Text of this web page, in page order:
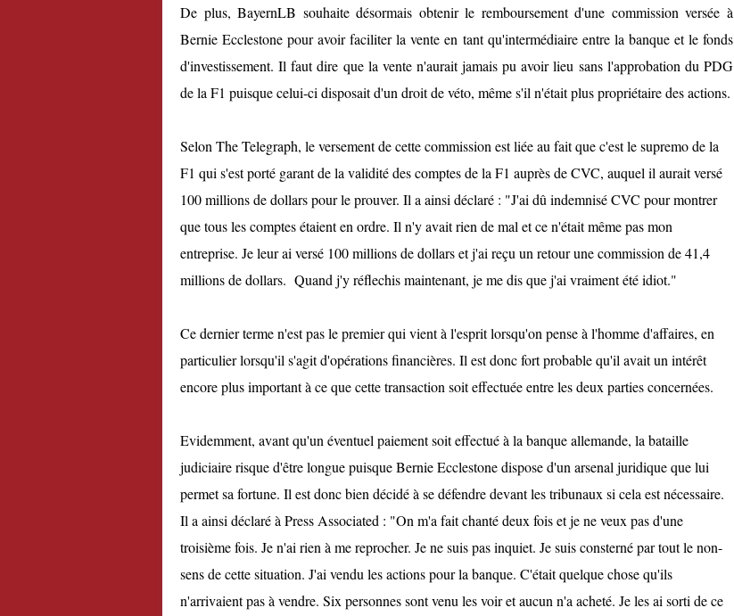
De plus, BayernLB souhaite désormais obtenir le remboursement d'une commission versée à
Bernie Ecclestone pour avoir faciliter la vente en tant qu'intermédiaire entre la banque et le fonds
d'investissement. Il faut dire que la vente n'aurait jamais pu avoir lieu sans l'approbation du PDG
de la F1 puisque celui-ci disposait d'un droit de véto, même s'il n'était plus propriétaire des actions.
Selon The Telegraph, le versement de cette commission est liée au fait que c'est le supremo de la
F1 qui s'est porté garant de la validité des comptes de la F1 auprès de CVC, auquel il aurait versé
100 millions de dollars pour le prouver. Il a ainsi déclaré : "J'ai dû indemnisé CVC pour montrer
que tous les comptes étaient en ordre. Il n'y avait rien de mal et ce n'était même pas mon
entreprise. Je leur ai versé 100 millions de dollars et j'ai reçu un retour une commission de 41,4
millions de dollars. Quand j'y réflechis maintenant, je me dis que j'ai vraiment été idiot."
Ce dernier terme n'est pas le premier qui vient à l'esprit lorsqu'on pense à l'homme d'affaires, en
particulier lorsqu'il s'agit d'opérations financières. Il est donc fort probable qu'il avait un intérêt
encore plus important à ce que cette transaction soit effectuée entre les deux parties concernées.
Evidemment, avant qu'un éventuel paiement soit effectué à la banque allemande, la bataille
judiciaire risque d'être longue puisque Bernie Ecclestone dispose d'un arsenal juridique que lui
permet sa fortune. Il est donc bien décidé à se défendre devant les tribunaux si cela est nécessaire.
Il a ainsi déclaré à Press Associated : "On m'a fait chanté deux fois et je ne veux pas d'une
troisième fois. Je n'ai rien à me reprocher. Je ne suis pas inquiet. Je suis consterné par tout le non-
sens de cette situation. J'ai vendu les actions pour la banque. C'était quelque chose qu'ils
n'arrivaient pas à vendre. Six personnes sont venu les voir et aucun n'a acheté. Je les ai sorti de ce